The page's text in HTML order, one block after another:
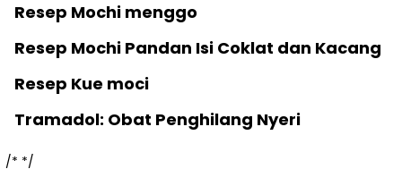
Resep Mochi menggo
Resep Mochi Pandan Isi Coklat dan Kacang
Resep Kue moci
Tramadol: Obat Penghilang Nyeri
/* */